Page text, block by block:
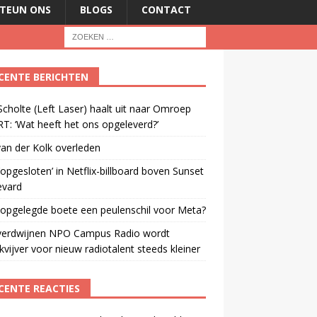
ONS BLOGS CONTACT
BERICHTEN
(Left Laser) haalt uit naar Omroep
‘Wat heeft het ons opgeleverd?’
der Kolk overleden
in Netflix-billboard boven Sunset
boete een peulenschil voor Meta?
NPO Campus Radio wordt
voor nieuw radiotalent steeds kleiner
REACTIES